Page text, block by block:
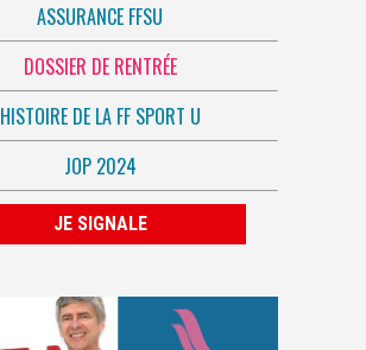
ASSURANCE FFSU
DOSSIER DE RENTRÉE
HISTOIRE DE LA FF SPORT U
JOP 2024
JE SIGNALE